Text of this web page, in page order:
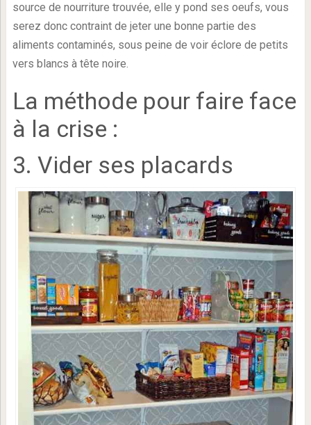
source de nourriture trouvée, elle y pond ses oeufs, vous
serez donc contraint de jeter une bonne partie des
aliments contaminés, sous peine de voir éclore de petits
vers blancs à tête noire.
La méthode pour faire face
à la crise :
3. Vider ses placards